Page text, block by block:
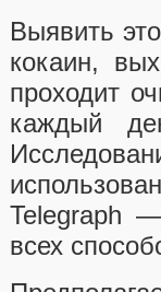
Выявить
кокаин,
проходит
каждый
Telegraph
всех